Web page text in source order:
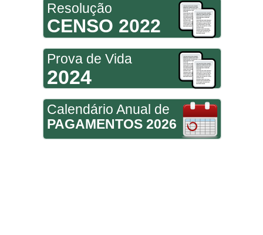
Resolução
CENSO 2022
Prova de Vida
2024
Calendário Anual de
PAGAMENTOS 2026